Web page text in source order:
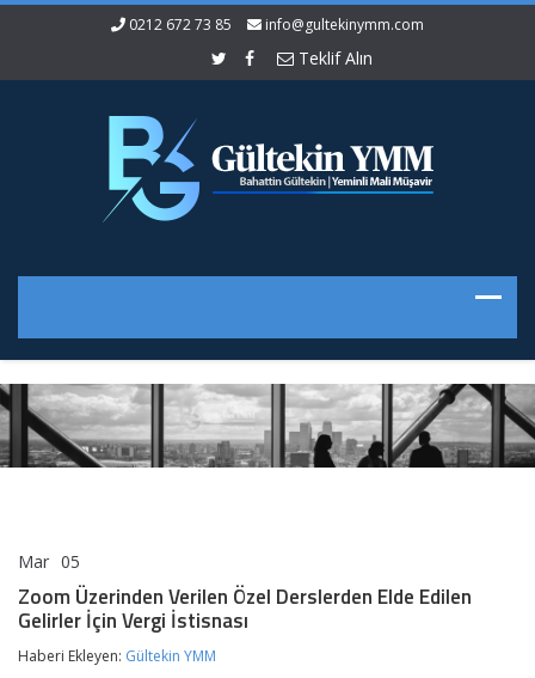
0212 672 73 85 info@gultekinymm.com
Teklif Alın
Mar 05
Verilen
Özel
Elde
Zoom Üzerinden Verilen Özel Derslerden Elde Edilen
Gelirler İçin Vergi İstisnası
Haberi Ekleyen: Gültekin YMM